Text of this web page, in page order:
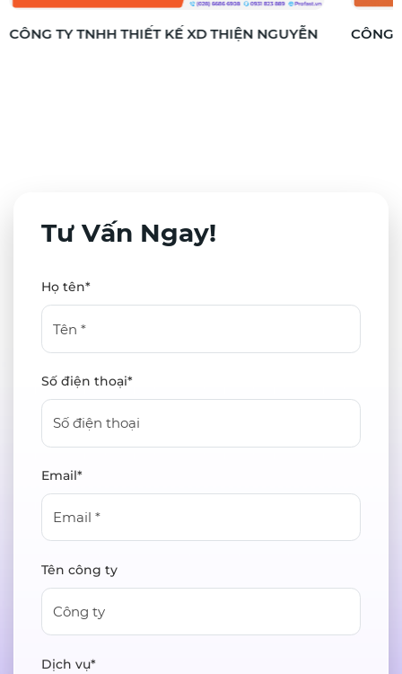
CÔNG TY CP THIẾT KẾ XÂY DỰNG TWIN CÔNG
Tư Vấn Ngay!
Họ tên*
Số điện thoại*
Email*
Tên công ty
Dịch vụ*